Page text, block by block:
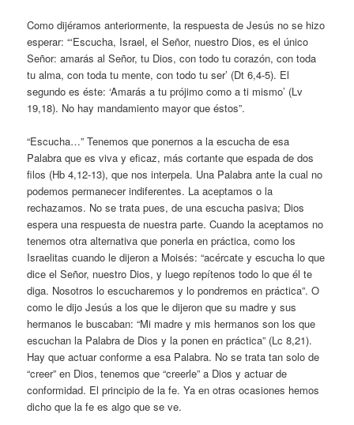
Como dijéramos anteriormente, la respuesta de Jesús no se hizo
esperar: “‘Escucha, Israel, el Señor, nuestro Dios, es el único
Señor: amarás al Señor, tu Dios, con todo tu corazón, con toda
tu alma, con toda tu mente, con todo tu ser’ (Dt 6,4-5). El
segundo es éste: ‘Amarás a tu prójimo como a ti mismo’ (Lv
19,18). No hay mandamiento mayor que éstos”.
“Escucha…” Tenemos que ponernos a la escucha de esa
Palabra que es viva y eficaz, más cortante que espada de dos
filos (Hb 4,12-13), que nos interpela. Una Palabra ante la cual no
podemos permanecer indiferentes. La aceptamos o la
rechazamos. No se trata pues, de una escucha pasiva; Dios
espera una respuesta de nuestra parte. Cuando la aceptamos no
tenemos otra alternativa que ponerla en práctica, como los
Israelitas cuando le dijeron a Moisés: “acércate y escucha lo que
dice el Señor, nuestro Dios, y luego repítenos todo lo que él te
diga. Nosotros lo escucharemos y lo pondremos en práctica”. O
como le dijo Jesús a los que le dijeron que su madre y sus
hermanos le buscaban: “Mi madre y mis hermanos son los que
escuchan la Palabra de Dios y la ponen en práctica” (Lc 8,21).
Hay que actuar conforme a esa Palabra. No se trata tan solo de
“creer” en Dios, tenemos que “creerle” a Dios y actuar de
conformidad. El principio de la fe. Ya en otras ocasiones hemos
dicho que la fe es algo que se ve.